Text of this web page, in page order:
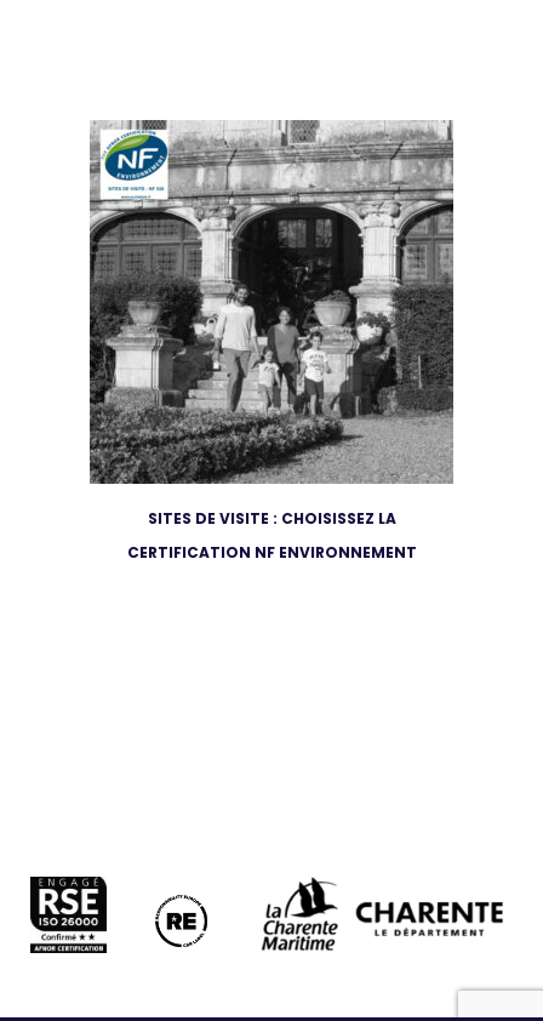
SITES DE VISITE : CHOISISSEZ LA
CERTIFICATION NF ENVIRONNEMENT